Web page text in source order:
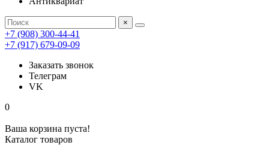
×
+7 (908) 300-44-41
+7 (917) 679-09-09
Заказать звонок
Телеграм
VK
0
Ваша корзина пуста!
Каталог товаров